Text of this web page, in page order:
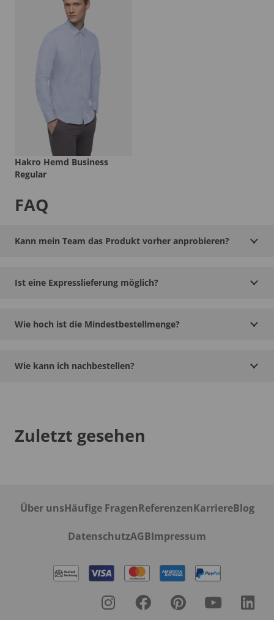
Hakro Hemd Business
Regular
FAQ
Kann mein Team das Produkt vorher anprobieren?
Ist eine Expresslieferung möglich?
Wie hoch ist die Mindestbestellmenge?
Wie kann ich nachbestellen?
Zuletzt gesehen
Über unsHäufige FragenReferenzenKarriereBlog
DatenschutzAGBImpressum